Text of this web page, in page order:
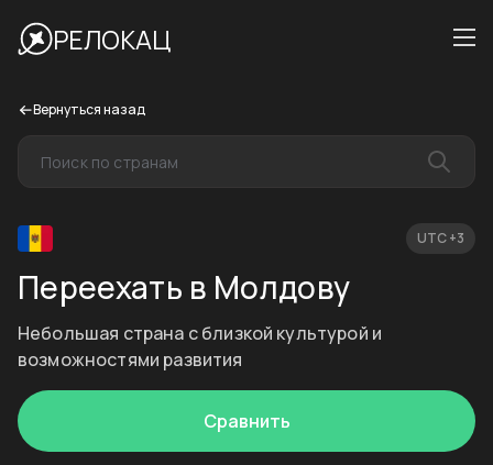
РЕЛОКАЦ
Вернуться назад
UTC +3
Переехать в Молдову
Небольшая страна с близкой культурой и
возможностями развития
Сравнить